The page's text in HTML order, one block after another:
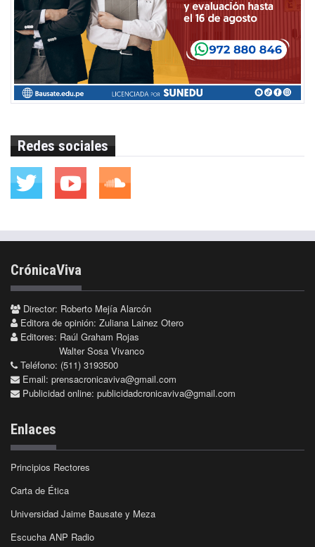
Redes sociales
CrónicaViva
Director: Roberto Mejía Alarcón
Editora de opinión: Zuliana Lainez Otero
Editores: Raúl Graham Rojas
Walter Sosa Vivanco
Teléfono: (511) 3193500
Email: prensacronicaviva@gmail.com
Publicidad online: publicidadcronicaviva@gmail.com
Enlaces
Principios Rectores
Carta de Ética
Universidad Jaime Bausate y Meza
Escucha ANP Radio